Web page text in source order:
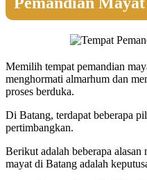
Memilih tempat pemandian
menghormati almarhum dan
proses berduka.
Di Batang, terdapat beberapa
pertimbangkan.
Berikut adalah beberapa
mayat di Batang adalah